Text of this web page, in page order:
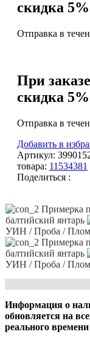
гр.
скидка 5%
Отправка в
При
скидка 5%
Отправка в
Добавить в
Артикул:
товара: 11534381
Поделиться :
Примерка
балтийский янтарь
УИН / Проба /
Примерка
балтийский янтарь
УИН / Проба /
Информация о
обновляется на
реального времени